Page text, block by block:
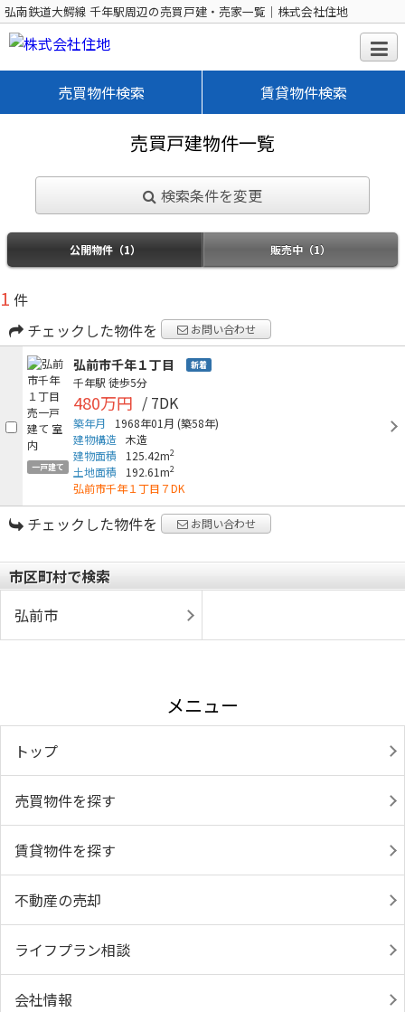
弘南鉄道大鰐線 千年駅周辺の売買戸建・売家一覧｜株式会社住地
売買物件検索 賃貸物件検索
売買戸建物件一覧
検索条件を変更
公開物件（1） 販売中（1）
1 件
チェックした物件を
お問い合わせ
一戸建て
弘前市千年１丁目 新着
千年駅 徒歩5分
480万円 / 7DK
築年月 1968年01月 (築58年)
建物構造 木造
建物面積
125.42m2
土地面積 192.61m2
弘前市千年１丁目７DK
チェックした物件を お問い合わせ
市区町村で検索
弘前市
メニュー
トップ
売買物件を探す
賃貸物件を探す
不動産の売却
ライフプラン相談
会社情報